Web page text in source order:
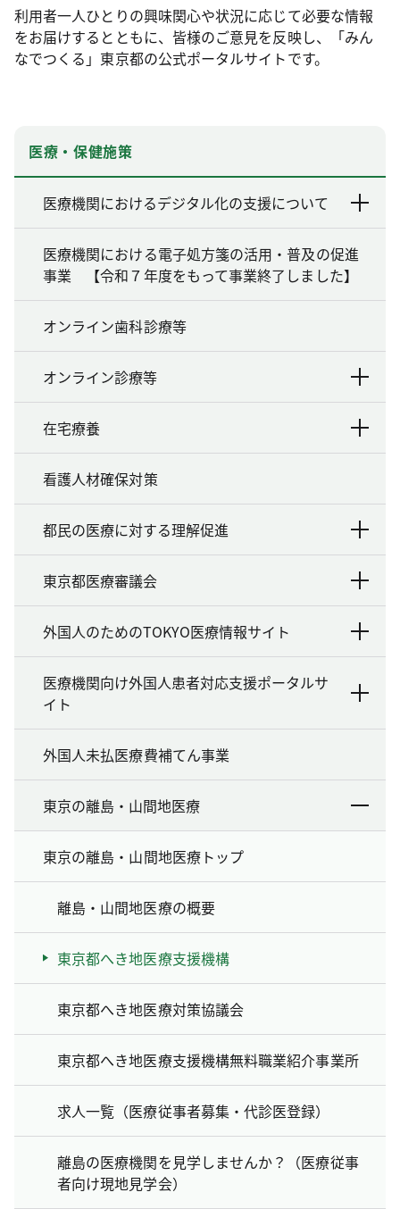
利用者一人ひとりの興味関心や状況に応じて必要な情報
をお届けするとともに、皆様のご意見を反映し、「みん
なでつくる」東京都の公式ポータルサイトです。
医療・保健施策
医療機関におけるデジタル化の支援について
医療機関における電子処方箋の活用・普及の促進
事業 【令和７年度をもって事業終了しました】
オンライン歯科診療等
オンライン診療等
在宅療養
看護人材確保対策
都民の医療に対する理解促進
東京都医療審議会
外国人のためのTOKYO医療情報サイト
医療機関向け外国人患者対応支援ポータルサ
イト
外国人未払医療費補てん事業
東京の離島・山間地医療
東京の離島・山間地医療トップ
離島・山間地医療の概要
東京都へき地医療支援機構
東京都へき地医療対策協議会
東京都へき地医療支援機構無料職業紹介事業所
求人一覧（医療従事者募集・代診医登録）
離島の医療機関を見学しませんか？（医療従事
者向け現地見学会）